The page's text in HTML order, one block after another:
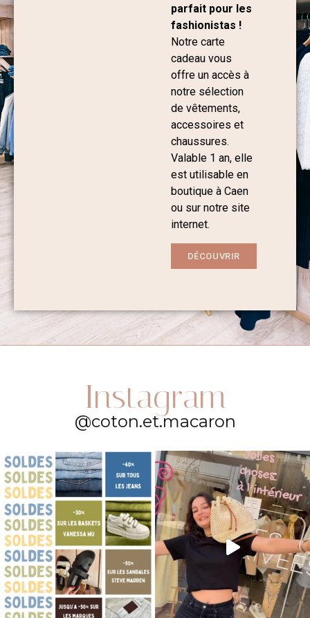
parfait pour les
fashionistas !
Notre carte
cadeau vous
offre un accès à
notre sélection
de vêtements,
accessoires et
chaussures.
Valable 1 an, elle
est utilisable en
boutique à Caen
ou sur notre site
internet.
DÉCOUVRIR
Instagram
@coton.et.macaron